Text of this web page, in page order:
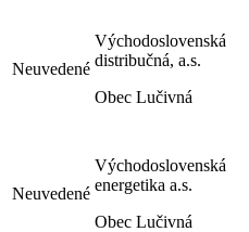
Neuvedené
Východoslovenská
distribučná, a.s.
Obec Lučivná
Neuvedené
Východoslovenská
energetika a.s.
Obec Lučivná